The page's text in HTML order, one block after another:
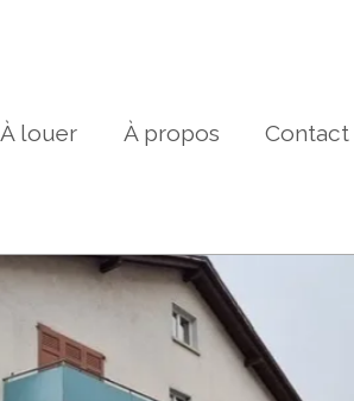
À louer À propos Contact